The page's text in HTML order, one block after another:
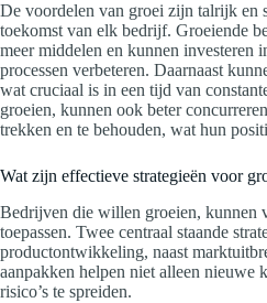
De voordelen van groei zijn talrijk en
toekomst van elk bedrijf. Groeiende
meer middelen en kunnen investeren
processen verbeteren. Daarnaast
wat cruciaal is in een tijd van
groeien, kunnen ook beter
trekken en te behouden, wat hun
Wat zijn effectieve strategieën voor
Bedrijven die willen groeien, kunnen
toepassen. Twee centraal staande
productontwikkeling, naast
aanpakken helpen niet alleen nieuwe
risico’s te spreiden.